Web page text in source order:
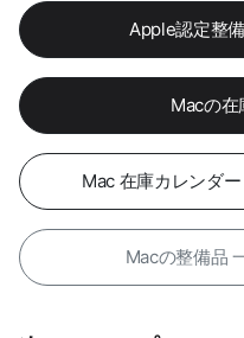
Apple認定整
Macの在
Mac 在庫カレンダー
Macの整備品